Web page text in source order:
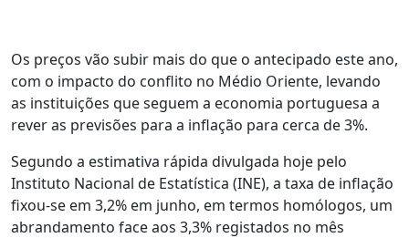
Os preços vão subir mais do que o antecipado este ano,
com o impacto do conflito no Médio Oriente, levando
as instituições que seguem a economia portuguesa a
rever as previsões para a inflação para cerca de 3%.
Segundo a estimativa rápida divulgada hoje pelo
Instituto Nacional de Estatística (INE), a taxa de inflação
fixou-se em 3,2% em junho, em termos homólogos, um
abrandamento face aos 3,3% registados no mês